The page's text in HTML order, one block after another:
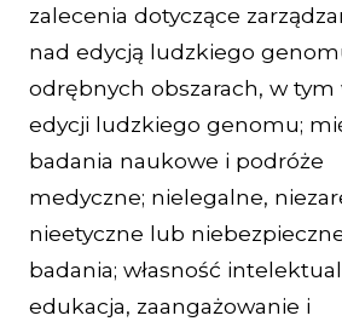
zalecenia dotyczące
nad edycją ludzkiego
odrębnych obszarach, w tym
edycji ludzkiego genomu;
badania naukowe i podróże
medyczne; nielegalne,
nieetyczne lub
badania; własność
edukacja, zaangażowanie i